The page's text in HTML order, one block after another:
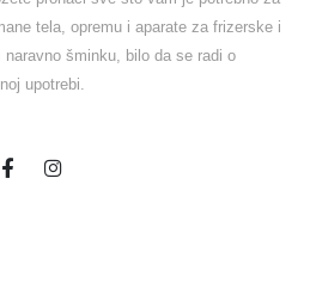
tela, opremu i aparate za frizerske i
šminku, bilo da se radi o
upotrebi.